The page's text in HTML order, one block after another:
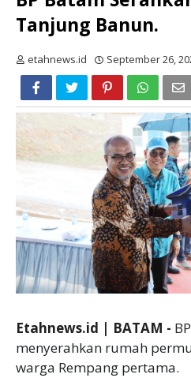
Tanjung Banun.
etahnews.id September 26,
Etahnews.id | BATAM -
menyerahkan rumah
warga Rempang pertama.